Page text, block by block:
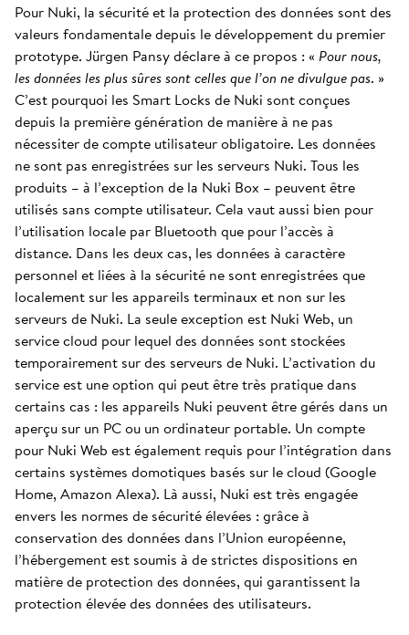
Pour Nuki, la sécurité et la protection des données sont des
valeurs fondamentale depuis le développement du premier
prototype. Jürgen Pansy déclare à ce propos : « Pour nous,
les données les plus sûres sont celles que l’on ne divulgue pas. »
C’est pourquoi les Smart Locks de Nuki sont conçues
depuis la première génération de manière à ne pas
nécessiter de compte utilisateur obligatoire. Les données
ne sont pas enregistrées sur les serveurs Nuki. Tous les
produits – à l’exception de la Nuki Box – peuvent être
utilisés sans compte utilisateur. Cela vaut aussi bien pour
l’utilisation locale par Bluetooth que pour l’accès à
distance. Dans les deux cas, les données à caractère
personnel et liées à la sécurité ne sont enregistrées que
localement sur les appareils terminaux et non sur les
serveurs de Nuki. La seule exception est Nuki Web, un
service cloud pour lequel des données sont stockées
temporairement sur des serveurs de Nuki. L’activation du
service est une option qui peut être très pratique dans
certains cas : les appareils Nuki peuvent être gérés dans un
aperçu sur un PC ou un ordinateur portable. Un compte
pour Nuki Web est également requis pour l’intégration dans
certains systèmes domotiques basés sur le cloud (Google
Home, Amazon Alexa). Là aussi, Nuki est très engagée
envers les normes de sécurité élevées : grâce à
conservation des données dans l’Union européenne,
l’hébergement est soumis à de strictes dispositions en
matière de protection des données, qui garantissent la
protection élevée des données des utilisateurs.